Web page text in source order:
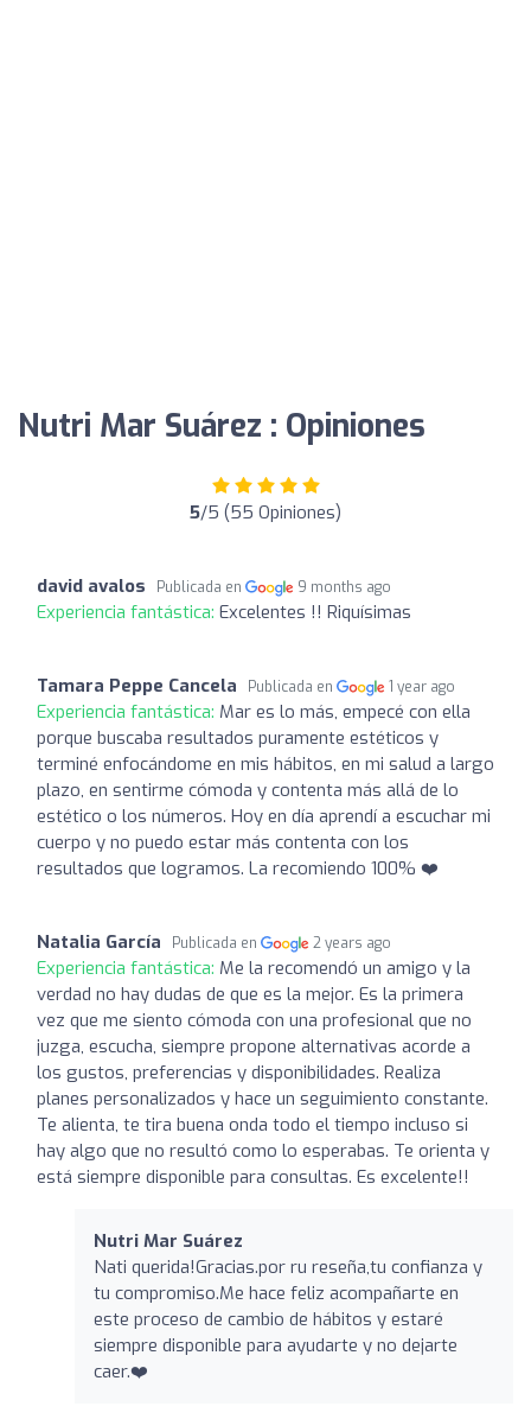
Nutri Mar Suárez ️: Opiniones
5/5 (55 Opiniones)
david avalos Publicada en 9 months ago
Experiencia fantástica: Excelentes !! Riquísimas
Tamara Peppe Cancela Publicada en 1 year ago
Experiencia fantástica: Mar es lo más, empecé con ella
porque buscaba resultados puramente estéticos y
terminé enfocándome en mis hábitos, en mi salud a largo
plazo, en sentirme cómoda y contenta más allá de lo
estético o los números. Hoy en día aprendí a escuchar mi
cuerpo y no puedo estar más contenta con los
resultados que logramos. La recomiendo 100% ❤️
Natalia García Publicada en 2 years ago
Experiencia fantástica: Me la recomendó un amigo y la
verdad no hay dudas de que es la mejor. Es la primera
vez que me siento cómoda con una profesional que no
juzga, escucha, siempre propone alternativas acorde a
los gustos, preferencias y disponibilidades. Realiza
planes personalizados y hace un seguimiento constante.
Te alienta, te tira buena onda todo el tiempo incluso si
hay algo que no resultó como lo esperabas. Te orienta y
está siempre disponible para consultas. Es excelente!!
Nutri Mar Suárez ️
Nati querida!Gracias.por ru reseña,tu confianza y
tu compromiso.Me hace feliz acompañarte en
este proceso de cambio de hábitos y estaré
siempre disponible para ayudarte y no dejarte
caer.❤️